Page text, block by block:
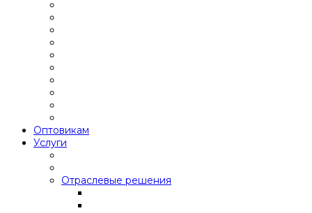
Оптовикам
Услуги
Отраслевые решения